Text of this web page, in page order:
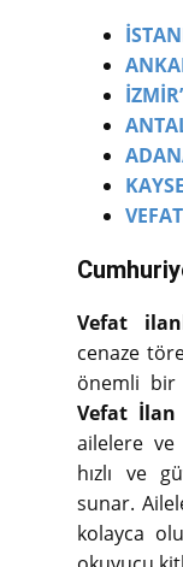
Vefat
cenaze
önemli bir
Vefat İlan
ailelere ve
hızlı ve
sunar.
kolayca